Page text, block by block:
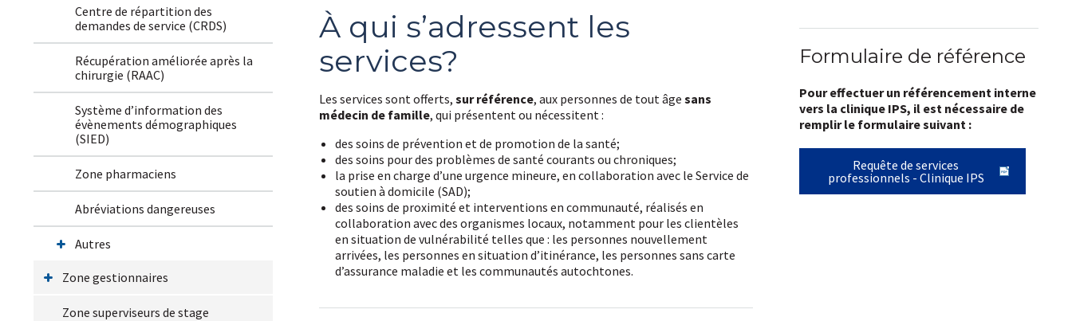
Centre de répartition des
demandes de service (CRDS)
Récupération améliorée après la
chirurgie (RAAC)
Système d’information des
évènements démographiques
(SIED)
Zone pharmaciens
Abréviations dangereuses
Autres
Zone gestionnaires
Zone superviseurs de stage
À qui s’adressent les
services?
Les services sont offerts, sur référence, aux personnes de tout âge sans
médecin de famille, qui présentent ou nécessitent :
des soins de prévention et de promotion de la santé;
des soins pour des problèmes de santé courants ou chroniques;
la prise en charge d’une urgence mineure, en collaboration avec le Service de
soutien à domicile (SAD);
des soins de proximité et interventions en communauté, réalisés en
collaboration avec des organismes locaux, notamment pour les clientèles
en situation de vulnérabilité telles que : les personnes nouvellement
arrivées, les personnes en situation d’itinérance, les personnes sans carte
d’assurance maladie et les communautés autochtones.
Formulaire de référence
Pour effectuer un référencement interne
vers la clinique IPS, il est nécessaire de
remplir le formulaire suivant :
Requête de services
professionnels - Clinique IPS